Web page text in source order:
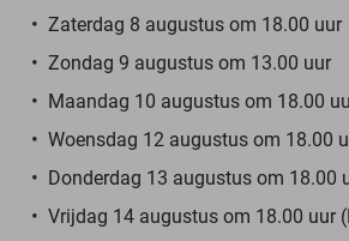
Zaterdag 8 augustus om 18.00 uur
Zondag 9 augustus om 13.00 uur
Maandag 10 augustus om 18.00
Woensdag 12 augustus om 18.00
Donderdag 13 augustus om 18.00
Vrijdag 14 augustus om 18.00 uur